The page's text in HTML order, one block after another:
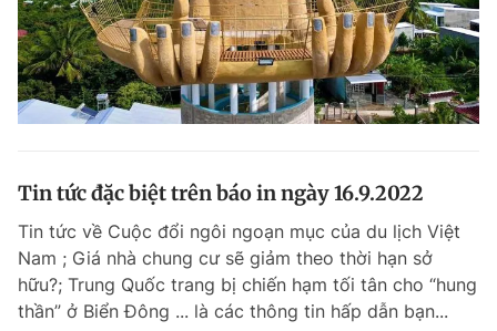
Tin tức đặc biệt trên báo in ngày 16.9.2022
Tin tức về Cuộc đổi ngôi ngoạn mục của du lịch Việt
Nam ; Giá nhà chung cư sẽ giảm theo thời hạn sở
hữu?; Trung Quốc trang bị chiến hạm tối tân cho “hung
thần” ở Biển Đông ... là các thông tin hấp dẫn bạn...